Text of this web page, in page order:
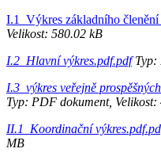
I.1_Výkres základního
Velikost: 580.02 kB
I.2_Hlavní výkres.pdf.pdfTyp:
I.3_výkres veřejně
Typ: PDF dokument, Velikost:
II.1_Koordinační
MB